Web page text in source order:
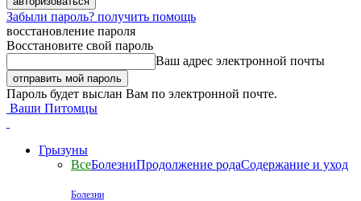
Забыли пароль? получить помощь
восстановление пароля
Восстановите свой пароль
Ваш адрес электронной почты
Пароль будет выслан Вам по электронной почте.
Ваши Питомцы
Грызуны
ВсеБолезниПродолжение родаСодержание и уход
Болезни